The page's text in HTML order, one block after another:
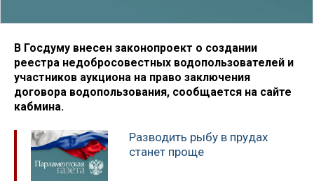
В Госдуму внесен законопроект о создании
реестра недобросовестных водопользователей и
участников аукциона на право заключения
договора водопользования, сообщается на сайте
кабмина.
Разводить рыбу в прудах
станет проще